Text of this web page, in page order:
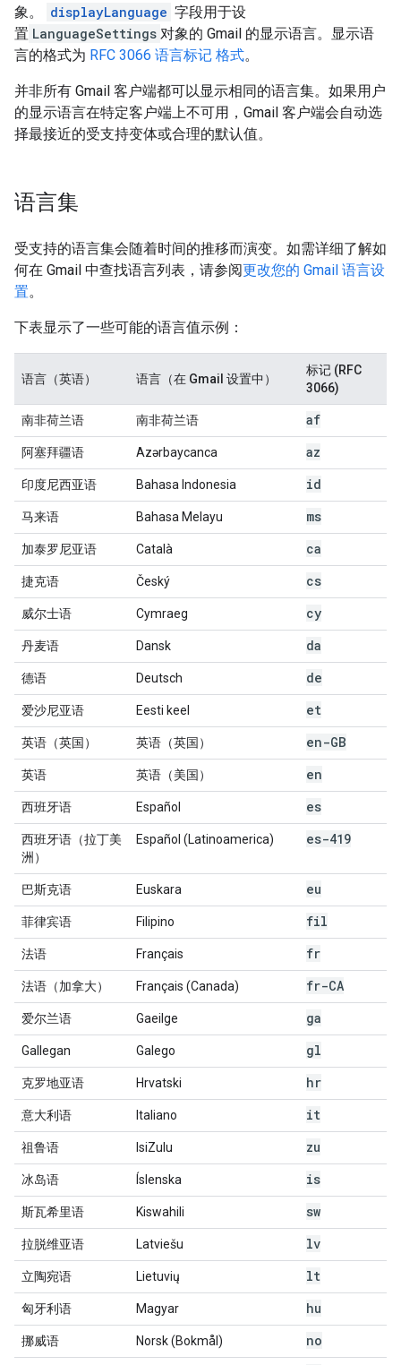
象。
displayLanguage 字段用于设
置 LanguageSettings 对象的 Gmail 的显示语言。显示语
言的格式为 RFC 3066 语言标记 格式。
并非所有 Gmail 客户端都可以显示相同的语言集。如果用户
的显示语言在特定客户端上不可用，Gmail 客户端会自动选
择最接近的受支持变体或合理的默认值。
语言集
受支持的语言集会随着时间的推移而演变。如需详细了解如
何在 Gmail 中查找语言列表，请参阅更改您的 Gmail 语言设
置。
下表显示了一些可能的语言值示例：
语言（英语） 语言（在 Gmail 设置中）
标记 (RFC
3066)
南非荷兰语 南非荷兰语 af
阿塞拜疆语 Azərbaycanca az
印度尼西亚语 Bahasa Indonesia id
马来语 Bahasa Melayu ms
加泰罗尼亚语 Català ca
捷克语 Český cs
威尔士语 Cymraeg cy
丹麦语 Dansk da
德语 Deutsch de
爱沙尼亚语 Eesti keel et
英语（英国） 英语（英国） en-GB
英语 英语（美国） en
西班牙语 Español es
西班牙语（拉丁美
洲）
Español (Latinoamerica) es-419
巴斯克语 Euskara eu
菲律宾语 Filipino fil
法语 Français fr
法语（加拿大） Français (Canada) fr-CA
爱尔兰语 Gaeilge ga
Gallegan Galego gl
克罗地亚语 Hrvatski hr
意大利语 Italiano it
祖鲁语 IsiZulu zu
冰岛语 Íslenska is
斯瓦希里语 Kiswahili sw
拉脱维亚语 Latviešu lv
立陶宛语 Lietuvių lt
匈牙利语 Magyar hu
挪威语 Norsk (Bokmål)
no